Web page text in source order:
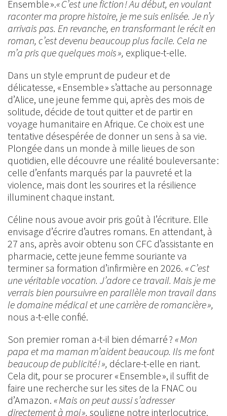
Ensemble ».« C’est une fiction ! Au début, en voulant
raconter ma propre histoire, je me suis enlisée. Je n’y
arrivais pas. En revanche, en transformant le récit en
roman, c’est devenu beaucoup plus facile. Cela ne
m’a pris que quelques mois », explique-t-elle.
Dans un style emprunt de pudeur et de
délicatesse, « Ensemble » s’attache au personnage
d’Alice, une jeune femme qui, après des mois de
solitude, décide de tout quitter et de partir en
voyage humanitaire en Afrique. Ce choix est une
tentative désespérée de donner un sens à sa vie.
Plongée dans un monde à mille lieues de son
quotidien, elle découvre une réalité bouleversante :
celle d’enfants marqués par la pauvreté et la
violence, mais dont les sourires et la résilience
illuminent chaque instant.
Céline nous avoue avoir pris goût à l’écriture. Elle
envisage d’écrire d’autres romans. En attendant, à
27 ans, après avoir obtenu son CFC d’assistante en
pharmacie, cette jeune femme souriante va
terminer sa formation d’infirmière en 2026. « C’est
une véritable vocation. J’adore ce travail. Mais je me
verrais bien poursuivre en parallèle mon travail dans
le domaine médical et une carrière de romancière »,
nous a-t-elle confié.
Son premier roman a-t-il bien démarré ? « Mon
papa et ma maman m’aident beaucoup. Ils me font
beaucoup de publicité ! », déclare-t-elle en riant.
Cela dit, pour se procurer « Ensemble », il suffit de
faire une recherche sur les sites de la FNAC ou
d’Amazon. « Mais on peut aussi s’adresser
directement à moi », souligne notre interlocutrice.